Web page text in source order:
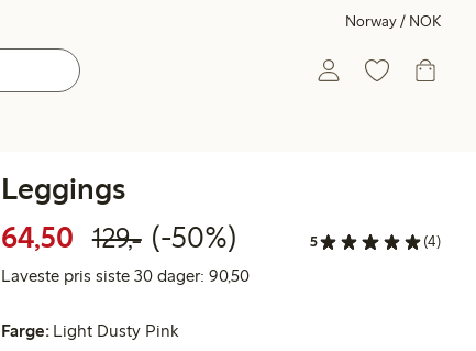
Norway / NOK
Leggings
64,50 Rabattert pris: 64,50 kr
129,-Vanlig pris: 129,00 kr
50% rabatt
(-50%) 5 (4)
Laveste pris siste 30 dager: 90,50Laveste pris siste 30 dager:
Farge: Light Dusty Pink